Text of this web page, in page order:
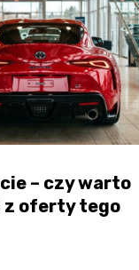
– czy warto
oferty tego